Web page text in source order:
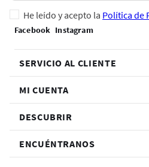
He leído y acepto la Política de
SERVICIO AL CLIENTE
MI CUENTA
DESCUBRIR
ENCUÉNTRANOS